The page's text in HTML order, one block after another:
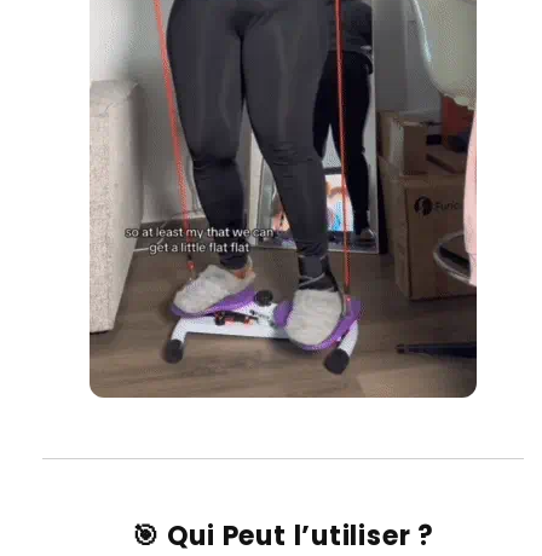
🎯 Qui Peut l’utiliser ?